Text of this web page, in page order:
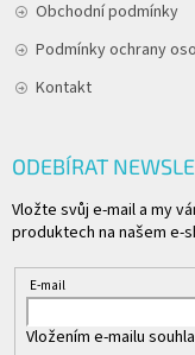
Obchodní podmínky
Podmínky ochrany
Kontakt
ODEBÍRAT
Vložte svůj e-mail a my
produktech na našem e-
E-mail
Vložením e-mailu